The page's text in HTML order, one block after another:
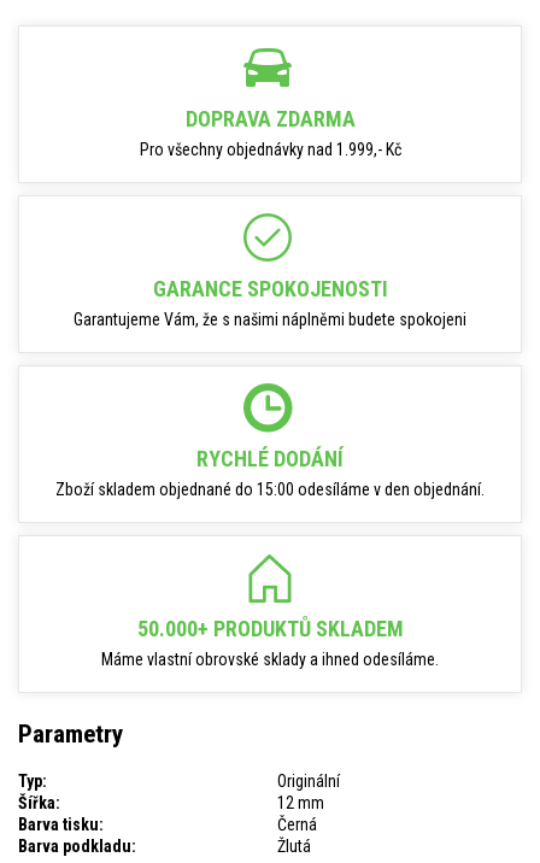
DOPRAVA ZDARMA
Pro všechny objednávky nad 1.999,- Kč
GARANCE SPOKOJENOSTI
Garantujeme Vám, že s našimi náplněmi budete spokojeni
RYCHLÉ DODÁNÍ
Zboží skladem objednané do 15:00 odesíláme v den objednání.
50.000+ PRODUKTŮ SKLADEM
Máme vlastní obrovské sklady a ihned odesíláme.
Parametry
Typ:
Originální
Šířka:
12 mm
Barva tisku:
Černá
Barva podkladu:
Žlutá